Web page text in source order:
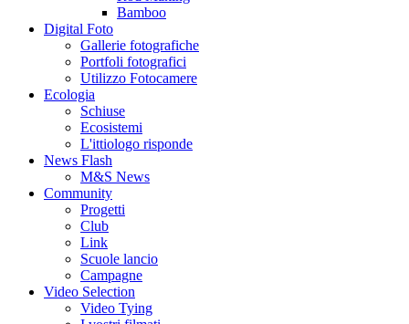
Bamboo
Digital Foto
Gallerie fotografiche
Portfoli fotografici
Utilizzo Fotocamere
Ecologia
Schiuse
Ecosistemi
L'ittiologo risponde
News Flash
M&S News
Community
Progetti
Club
Link
Scuole lancio
Campagne
Video Selection
Video Tying